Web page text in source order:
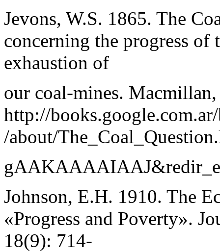
Jevons, W.S. 1865. The
concerning the progress of
exhaustion of
our coal-mines.
http://
/about/
Johnson, E.H. 1910. The
«Progress and Poverty».
18(9): 714-